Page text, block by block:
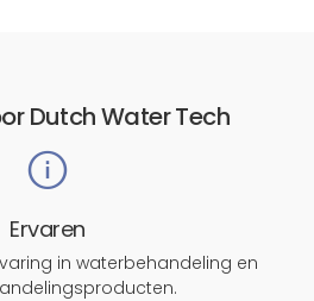
Dutch Water Tech
Ervaren
in waterbehandeling en